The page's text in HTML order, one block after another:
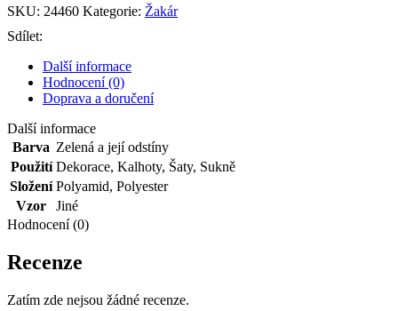
SKU: 24460 Kategorie: Žakár
Sdílet:
Další informace
Hodnocení (0)
Doprava a doručení
Další informace
Barva Zelená a její odstíny
Použití Dekorace, Kalhoty, Šaty, Sukně
Složení Polyamid, Polyester
Vzor
Jiné
Hodnocení (0)
Recenze
Zatím zde nejsou žádné recenze.